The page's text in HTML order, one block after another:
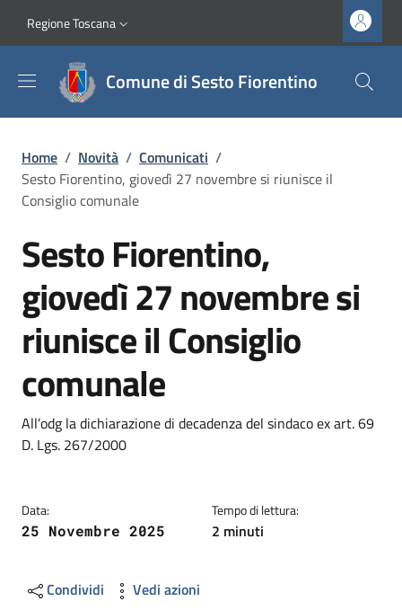
Slim top
Regione Toscana
Comune di Sesto Fiorentino
Briciole di pane
Home / Novità / Comunicati /
Sesto Fiorentino, giovedì 27 novembre si riunisce il
Consiglio comunale
Sesto Fiorentino,
giovedì 27 novembre si
riunisce il Consiglio
comunale
Dettagli
Descrizione breve
All’odg la dichiarazione di decadenza del sindaco ex art. 69
D. Lgs. 267/2000
Data:
25 Novembre 2025
Tempo di lettura:
2 minuti
Condividi Vedi azioni